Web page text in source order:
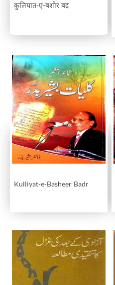
कुलियात-ए-बशीर बद्र
Kulliyat-e-Basheer Badr